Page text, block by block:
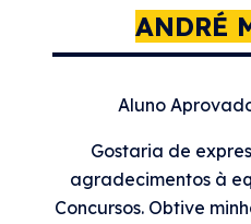
ANDRÉ
Aluno
Gostaria de
agradecimentos à
Concursos. Obtive